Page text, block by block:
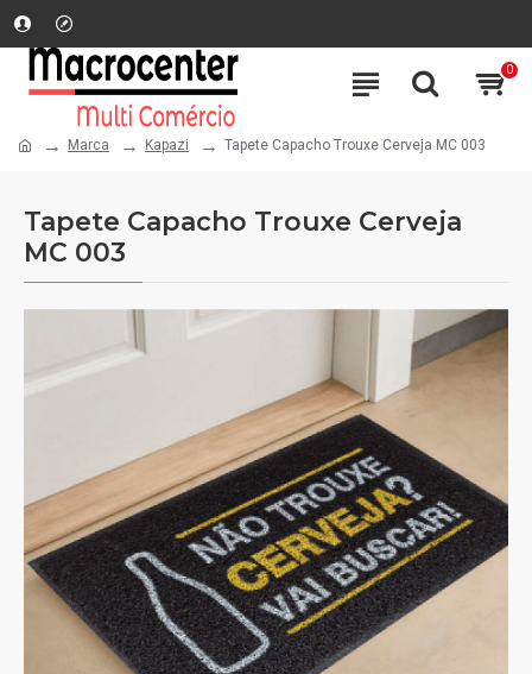
0
Marca Kapazi Tapete Capacho Trouxe Cerveja MC 003
Tapete Capacho Trouxe Cerveja
MC 003